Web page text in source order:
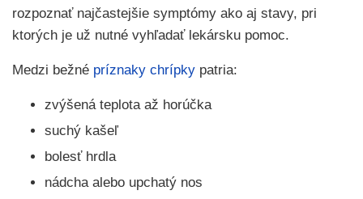
rozpoznať najčastejšie symptómy ako aj stavy, pri
ktorých je už nutné vyhľadať lekársku pomoc.
Medzi bežné príznaky chrípky patria:
zvýšená teplota až horúčka
suchý kašeľ
bolesť hrdla
nádcha alebo upchatý nos